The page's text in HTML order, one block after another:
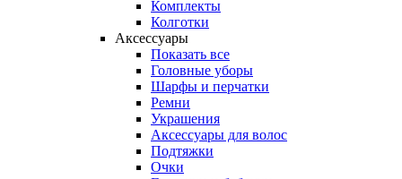
Комплекты
Колготки
Аксессуары
Показать все
Головные уборы
Шарфы и перчатки
Ремни
Украшения
Аксессуары для волос
Подтяжки
Очки